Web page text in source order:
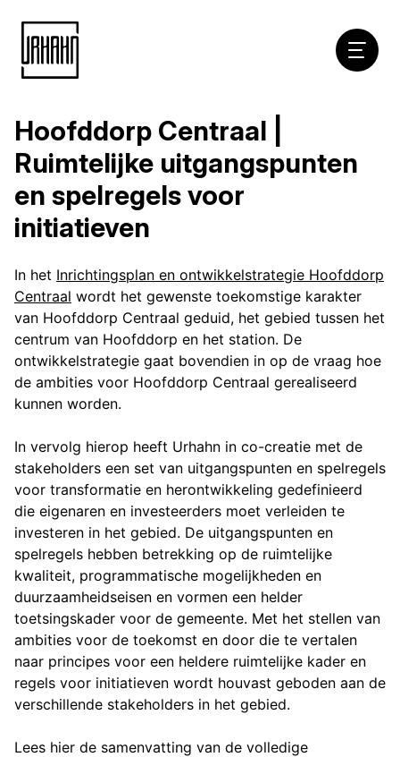
Naar
inhoud
Hoofddorp Centraal |
Ruimtelijke uitgangspunten
en spelregels voor
initiatieven
In het Inrichtingsplan en ontwikkelstrategie Hoofddorp
Centraal wordt het gewenste toekomstige karakter
van Hoofddorp Centraal geduid, het gebied tussen het
centrum van Hoofddorp en het station. De
ontwikkelstrategie gaat bovendien in op de vraag hoe
de ambities voor Hoofddorp Centraal gerealiseerd
kunnen worden.
In vervolg hierop heeft Urhahn in co-creatie met de
stakeholders een set van uitgangspunten en spelregels
voor transformatie en herontwikkeling gedefinieerd
die eigenaren en investeerders moet verleiden te
investeren in het gebied. De uitgangspunten en
spelregels hebben betrekking op de ruimtelijke
kwaliteit, programmatische mogelijkheden en
duurzaamheidseisen en vormen een helder
toetsingskader voor de gemeente. Met het stellen van
ambities voor de toekomst en door die te vertalen
naar principes voor een heldere ruimtelijke kader en
regels voor initiatieven wordt houvast geboden aan de
verschillende stakeholders in het gebied.
Lees hier de samenvatting van de volledige